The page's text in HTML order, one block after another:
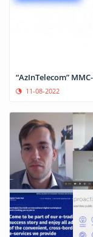
“AzInTelecom”
11-08-2022